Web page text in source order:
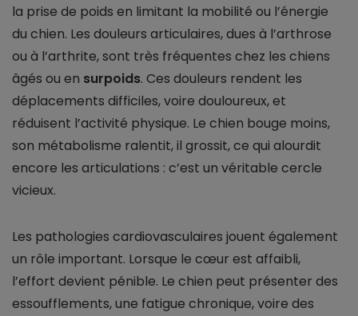
la prise de poids en limitant la mobilité ou l’énergie
du chien. Les douleurs articulaires, dues à l’arthrose
ou à l’arthrite, sont très fréquentes chez les chiens
âgés ou en surpoids. Ces douleurs rendent les
déplacements difficiles, voire douloureux, et
réduisent l’activité physique. Le chien bouge moins,
son métabolisme ralentit, il grossit, ce qui alourdit
encore les articulations : c’est un véritable cercle
vicieux.
Les pathologies cardiovasculaires jouent également
un rôle important. Lorsque le cœur est affaibli,
l’effort devient pénible. Le chien peut présenter des
essoufflements, une fatigue chronique, voire des